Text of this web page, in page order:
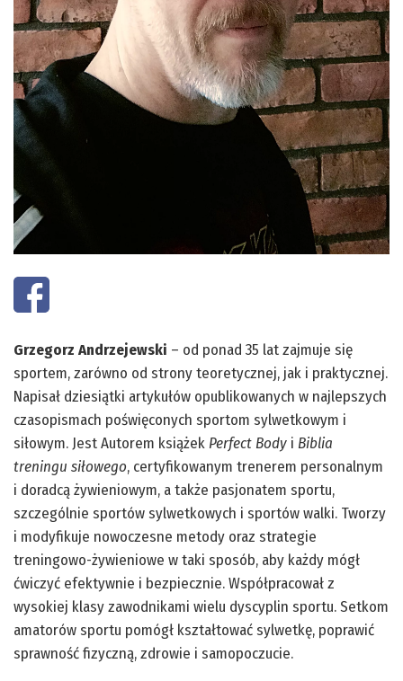
Grzegorz Andrzejewski – od ponad 35 lat zajmuje się
sportem, zarówno od strony teoretycznej, jak i praktycznej.
Napisał dziesiątki artykułów opublikowanych w najlepszych
czasopismach poświęconych sportom sylwetkowym i
siłowym. Jest Autorem książek Perfect Body i Biblia
treningu siłowego, certyfikowanym trenerem personalnym
i doradcą żywieniowym, a także pasjonatem sportu,
szczególnie sportów sylwetkowych i sportów walki. Tworzy
i modyfikuje nowoczesne metody oraz strategie
treningowo-żywieniowe w taki sposób, aby każdy mógł
ćwiczyć efektywnie i bezpiecznie. Współpracował z
wysokiej klasy zawodnikami wielu dyscyplin sportu. Setkom
amatorów sportu pomógł kształtować sylwetkę, poprawić
sprawność fizyczną, zdrowie i samopoczucie.